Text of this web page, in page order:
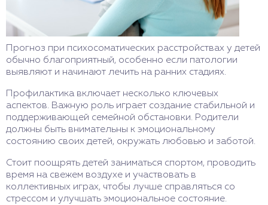
Прогноз при психосоматических расстройствах у детей
обычно благоприятный, особенно если патологии
выявляют и начинают лечить на ранних стадиях.
Профилактика включает несколько ключевых
аспектов. Важную роль играет создание стабильной и
поддерживающей семейной обстановки. Родители
должны быть внимательны к эмоциональному
состоянию своих детей, окружать любовью и заботой.
Стоит поощрять детей заниматься спортом, проводить
время на свежем воздухе и участвовать в
коллективных играх, чтобы лучше справляться со
стрессом и улучшать эмоциональное состояние.